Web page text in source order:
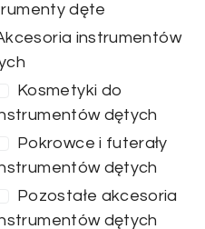
dęte
instrumentów
Kosmetyki do
dętych
Pokrowce i futerały
dętych
Pozostałe akcesoria
dętych